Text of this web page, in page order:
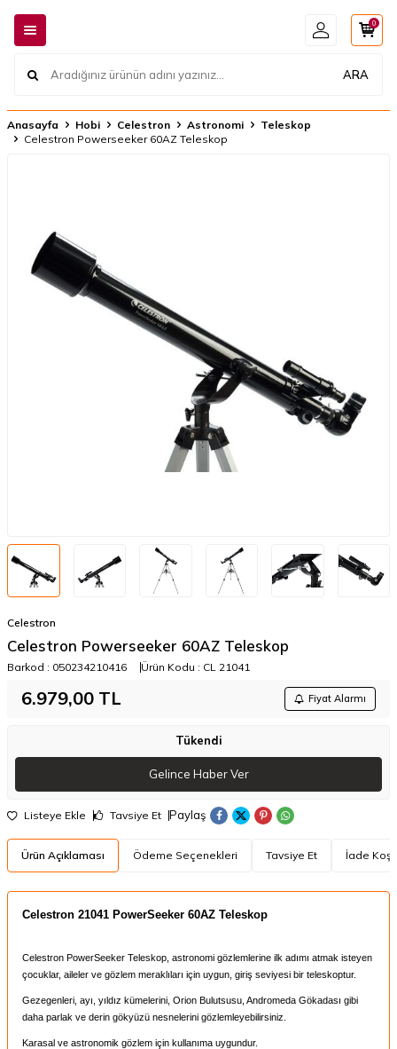
ARA
0
Anasayfa Hobi Celestron Astronomi
Teleskop
Celestron Powerseeker 60AZ Teleskop
Celestron
Celestron Powerseeker 60AZ Teleskop
Barkod : 050234210416 Ürün Kodu : CL 21041
6.979,00 TL Fiyat Alarmı
Tükendi
Gelince Haber Ver
Listeye Ekle Tavsiye Et Paylaş
Ürün Açıklaması Ödeme Seçenekleri Tavsiye Et İade
Celestron 21041 PowerSeeker 60AZ Teleskop
Celestron PowerSeeker Teleskop, astronomi gözlemlerine ilk adımı atmak isteyen
çocuklar, aileler ve gözlem meraklıları için uygun, giriş seviyesi bir teleskoptur.
Gezegenleri, ayı, yıldız kümelerini, Orion Bulutsusu, Andromeda Gökadası gibi
daha parlak ve derin gökyüzü nesnelerini gözlemleyebilirsiniz.
Karasal ve astronomik gözlem için kullanıma uygundur.